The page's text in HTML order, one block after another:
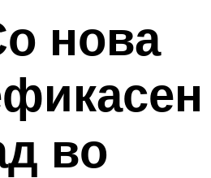
нова
во